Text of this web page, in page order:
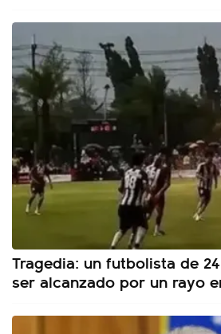
Tragedia: un futbolista de
ser alcanzado por un rayo